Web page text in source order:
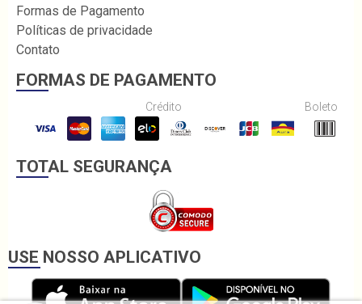
Formas de Pagamento
Políticas de privacidade
Contato
FORMAS DE PAGAMENTO
Crédito Boleto
TOTAL SEGURANÇA
USE NOSSO APLICATIVO